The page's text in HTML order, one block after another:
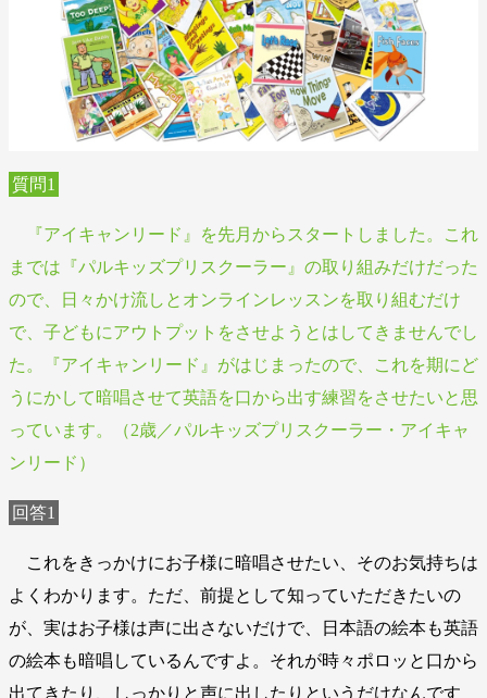
質問1
『アイキャンリード』を先月からスタートしました。これ
までは『パルキッズプリスクーラー』の取り組みだけだった
ので、日々かけ流しとオンラインレッスンを取り組むだけ
で、子どもにアウトプットをさせようとはしてきませんでし
た。『アイキャンリード』がはじまったので、これを期にど
うにかして暗唱させて英語を口から出す練習をさせたいと思
っています。（2歳／パルキッズプリスクーラー・アイキャ
ンリード）
回答1
これをきっかけにお子様に暗唱させたい、そのお気持ちは
よくわかります。ただ、前提として知っていただきたいの
が、実はお子様は声に出さないだけで、日本語の絵本も英語
の絵本も暗唱しているんですよ。それが時々ポロッと口から
出てきたり、しっかりと声に出したりというだけなんです